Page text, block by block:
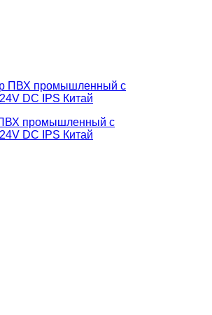
промышленный с
DC IPS Китай